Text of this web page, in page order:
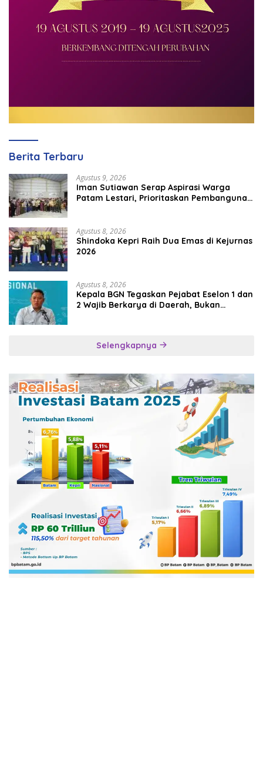
Berita Terbaru
Agustus 9, 2026
Iman Sutiawan Serap Aspirasi Warga
Patam Lestari, Prioritaskan Pembangunan
Agustus 8, 2026
Shindoka Kepri Raih Dua Emas di Kejurnas
2026
Agustus 8, 2026
Kepala BGN Tegaskan Pejabat Eselon 1 dan
2 Wajib Berkarya di Daerah, Bukan
Selengkapnya